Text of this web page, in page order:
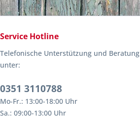
Service Hotline
Telefonische Unterstützung und Beratung
unter:
0351 3110788
Mo-Fr.: 13:00-18:00 Uhr
Sa.: 09:00-13:00 Uhr